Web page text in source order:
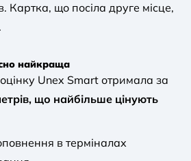
Картка, що посіла друге місце,
найкраща
Unex Smart отримала за
що найбільше цінують
в терміналах